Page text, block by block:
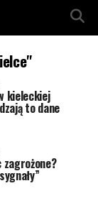
kieleckiej
to dane